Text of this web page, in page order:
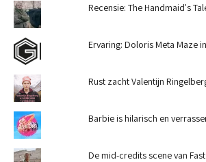
Recensie: The Handmaid's
Ervaring: Doloris Meta Maze
Rust zacht Valentijn
Barbie is hilarisch en
De mid-credits scene van